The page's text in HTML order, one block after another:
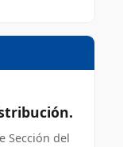
Sección del